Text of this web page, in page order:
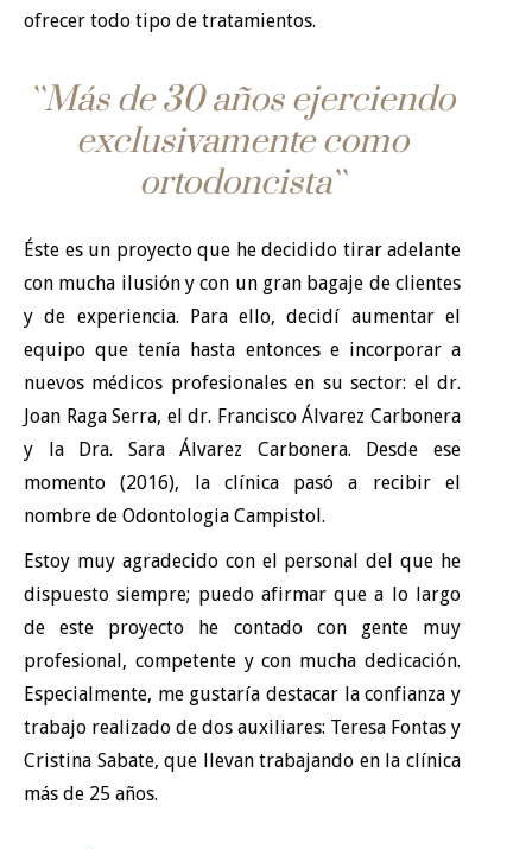
ofrecer todo tipo de tratamientos.
``Más de 30 años ejerciendo
exclusivamente como
ortodoncista``
Éste es un proyecto que he decidido tirar adelante
con mucha ilusión y con un gran bagaje de clientes
y de experiencia. Para ello, decidí aumentar el
equipo que tenía hasta entonces e incorporar a
nuevos médicos profesionales en su sector: el dr.
Joan Raga Serra, el dr. Francisco Álvarez Carbonera
y la Dra. Sara Álvarez Carbonera. Desde ese
momento (2016), la clínica pasó a recibir el
nombre de Odontologia Campistol.
Estoy muy agradecido con el personal del que he
dispuesto siempre; puedo afirmar que a lo largo
de este proyecto he contado con gente muy
profesional, competente y con mucha dedicación.
Especialmente, me gustaría destacar la confianza y
trabajo realizado de dos auxiliares: Teresa Fontas y
Cristina Sabate, que llevan trabajando en la clínica
más de 25 años.